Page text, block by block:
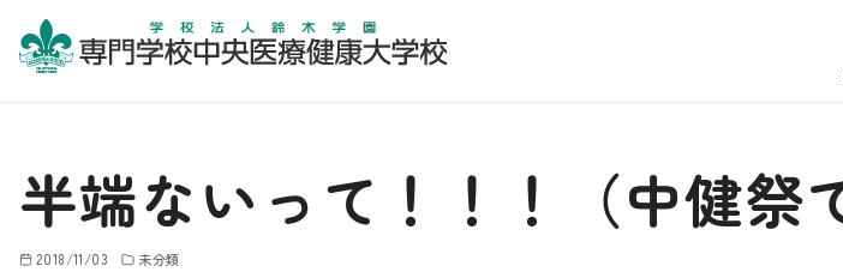
半端ないって！！！（中健祭
2018/11/03 未分類